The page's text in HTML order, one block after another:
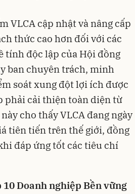
VLCA cập nhật và nâng cấp
thức cao hơn đối với các
tính độc lập của Hội đồng
ban chuyên trách, minh
soát xung đột lợi ích được
phải cải thiện toàn diện từ
cho thấy VLCA đang ngày
tiên tiến trên thế giới, đồng
đáp ứng tốt các tiêu chí
Doanh nghiệp Bền vững